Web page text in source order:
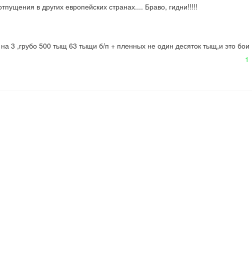
в других европейских странах.... Браво, гидни!!!!!
3 ,грубо 500 тыщ 63 тыщи б/п + пленных не один десяток тыщ,и это бои
1